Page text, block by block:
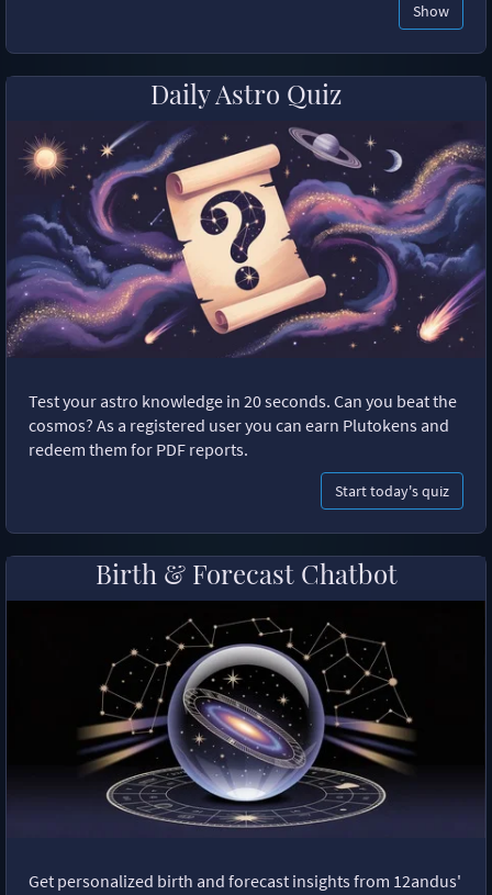
Show
Daily Astro Quiz
Test your astro knowledge in 20 seconds. Can you beat the
cosmos? As a registered user you can earn Plutokens and
redeem them for PDF reports.
Start today's quiz
Birth & Forecast Chatbot
Get personalized birth and forecast insights from 12andus'